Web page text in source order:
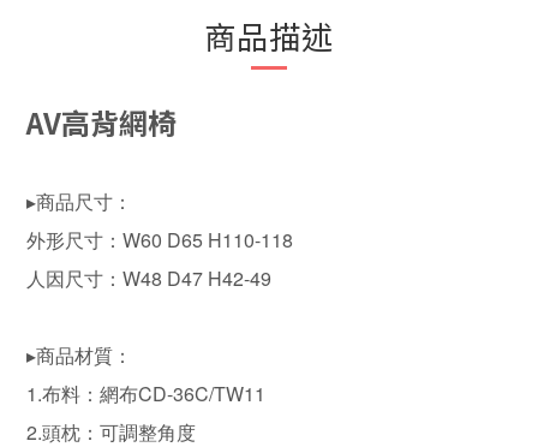
商品描述
AV高背網椅
▸商品尺寸：
外形尺寸：W60 D65 H110-118
人因尺寸：W48 D47 H42-49
▸商品材質：
1.布料：網布CD-36C/TW11
2.頭枕：可調整角度